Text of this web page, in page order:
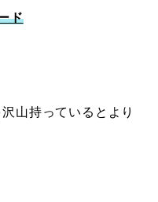
ド
山持っているとより